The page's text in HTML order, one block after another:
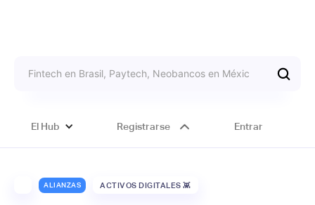
El Hub Registrarse Entrar
ALIANZAS ACTIVOS DIGITALES 👾